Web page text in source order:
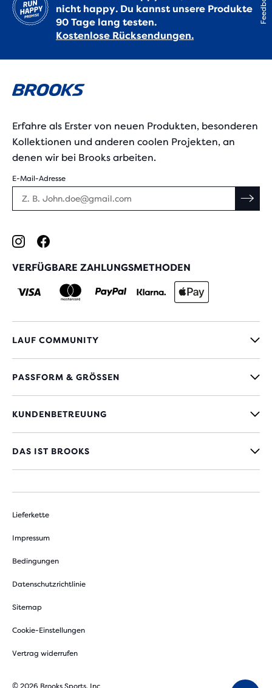
nicht happy. Du kannst unsere Produkte
90 Tage lang testen.
Kostenlose Rücksendungen.
Erfahre als Erster von neuen Produkten, besonderen
Kollektionen und anderen coolen Projekten, an
denen wir bei Brooks arbeiten.
E-Mail-Adresse
VERFÜGBARE ZAHLUNGSMETHODEN
LAUF COMMUNITY
PASSFORM & GRÖSSEN
KUNDENBETREUUNG
DAS IST BROOKS
Lieferkette
Impressum
Bedingungen
Datenschutzrichtlinie
Sitemap
Cookie-Einstellungen
Vertrag widerrufen
© 2026 Brooks Sports, Inc